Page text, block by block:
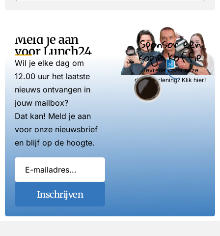
Meld je aan
voor Lunch24
Wil je elke dag om
12.00 uur het laatste
nieuws ontvangen in
jouw mailbox?
Dat kan! Meld je aan
voor onze nieuwsbrief
en blijf op de hoogte.
Inschrijven
Sponsor een
kopje koffie
Tevreden over onze
dienstverlening? Klik hier!